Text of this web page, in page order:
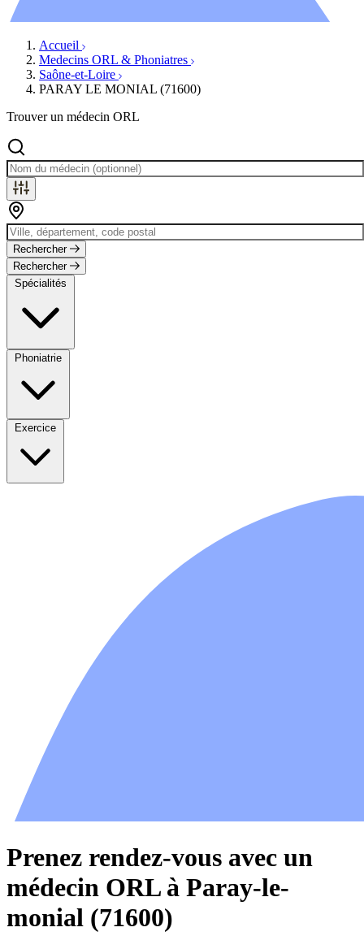
Accueil
Medecins ORL & Phoniatres
Saône-et-Loire
PARAY LE MONIAL (71600)
Trouver un médecin ORL
Rechercher
Rechercher
Spécialités
Phoniatrie
Exercice
Prenez rendez-vous avec un
médecin ORL à Paray-le-
monial (71600)